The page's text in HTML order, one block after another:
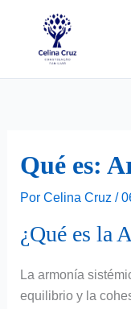
Qué es:
Por Celina Cruz /
¿Qué es la
La armonía
equilibrio y la